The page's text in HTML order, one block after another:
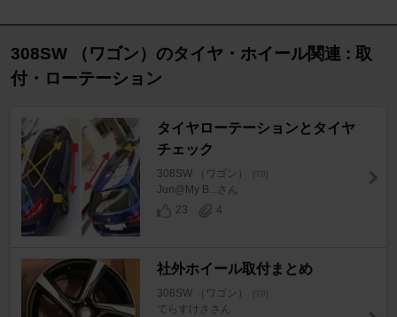
308SW （ワゴン）のタイヤ・ホイール関連 : 取
付・ローテーション
タイヤローテーションとタイヤ
チェック
308SW （ワゴン） [T9]
Jun@My B...さん
23
4
社外ホイール取付まとめ
308SW （ワゴン） [T9]
てらすけささん